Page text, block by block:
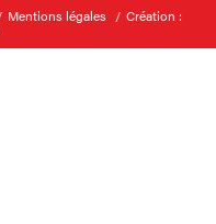
Mentions légales Création :